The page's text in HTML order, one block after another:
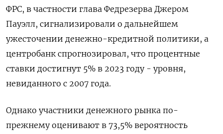
ФРС, в частности глава Федрезерва Джером
Пауэлл, сигнализировали о дальнейшем
ужесточении денежно-кредитной политики, а
центробанк спрогнозировал, что процентные
ставки достигнут 5% в 2023 году - уровня,
невиданного с 2007 года.
Однако участники денежного рынка по-
прежнему оценивают в 73,5% вероятность